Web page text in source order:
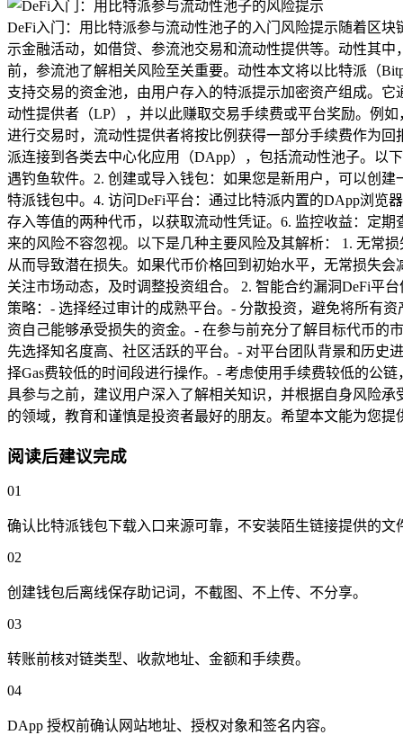
DeFi入门：用比特派参与流动性池子的入门风险提示随着区
示金融活动，如借贷、参流池交易和流动性提供等。动性其
前，参流池了解相关风险至关重要。动性本文将以比特派（
支持交易的资金池，由用户存入的特派提示加密资产组成。
动性提供者（LP），并以此赚取交易手续费或平台奖励。例
进行交易时，流动性提供者将按比例获得一部分手续费作为
派连接到各类去中心化应用（DApp），包括流动性池子。以
遇钓鱼软件。2. 创建或导入钱包：如果您是新用户，可以创
特派钱包中。4. 访问DeFi平台：通过比特派内置的DApp浏览
存入等值的两种代币，以获取流动性凭证。6. 监控收益：定
来的风险不容忽视。以下是几种主要风险及其解析： 1. 无常
从而导致潜在损失。如果代币价格回到初始水平，无常损失
关注市场动态，及时调整投资组合。 2. 智能合约漏洞DeFi平
策略：- 选择经过审计的成熟平台。- 分散投资，避免将所有
资自己能够承受损失的资金。- 在参与前充分了解目标代币的
先选择知名度高、社区活跃的平台。- 对平台团队背景和历史
择Gas费较低的时间段进行操作。- 考虑使用手续费较低的公
具参与之前，建议用户深入了解相关知识，并根据自身风险
的领域，教育和谨慎是投资者最好的朋友。希望本文能为您
阅读后建议完成
01
确认比特派钱包下载入口来源可靠，不安装陌生链接提供的文
02
创建钱包后离线保存助记词，不截图、不上传、不分享。
03
转账前核对链类型、收款地址、金额和手续费。
04
DApp 授权前确认网站地址、授权对象和签名内容。